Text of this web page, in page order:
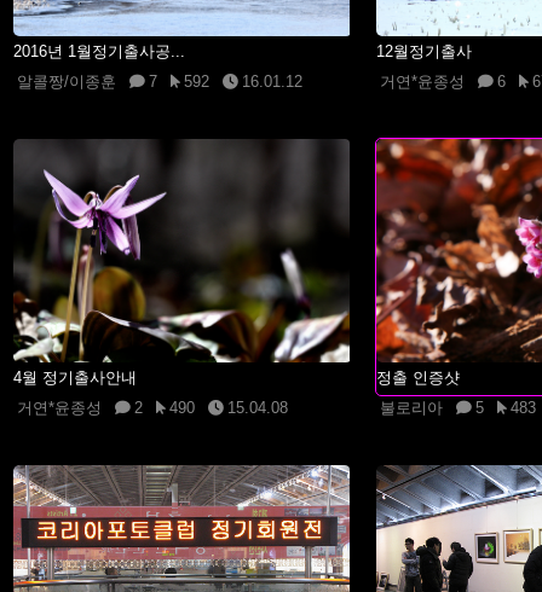
2016년 1월정기출사공...
알콜짱/이종훈
7 592 16.01.12
12월정기출사
거연*윤종성
6
4월 정기출사안내
거연*윤종성
2 490 15.04.08
정출 인증샷
불로리아
5 483